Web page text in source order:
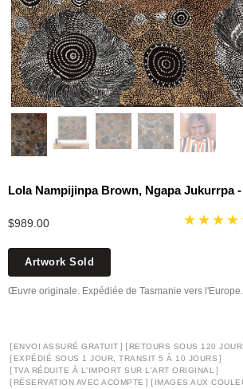
Lola Nampijinpa Brown, Ngapa Jukurrpa
$989.00
Artwork Sold
Œuvre originale. Expédiée de Tasmanie vers l'Europe.
[ ENVOI ASSURÉ GRATUIT ] [ RETOURS SOUS 120
[ EXPÉDIÉ SOUS 1 JOUR, TRANSIT 5 À 10 JOURS ]
[TVA RÉDUITE À L'IMPORT SUR L'ART ORIGINAL ]
[ RÉSERVATION AVEC ACOMPTE ] [ IMAGES AUX